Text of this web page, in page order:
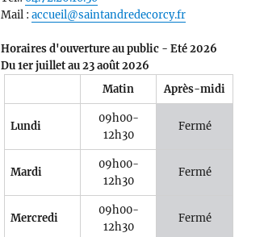
Mail :accueil@saintandredecorcy.fr
Horaires d'ouverture au public - Eté 2026
Du 1er juillet au 23 août 2026
Matin
Après-midi
Lundi
09h00-
12h30
Fermé
Mardi
09h00-
12h30
Fermé
Mercredi
09h00-
12h30
Fermé